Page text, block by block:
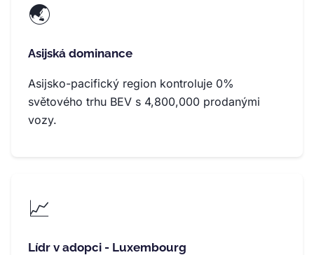
🌏
Asijská dominance
Asijsko-pacifický region kontroluje 0%
světového trhu BEV s 4,800,000 prodanými
vozy.
📈
Lídr v adopci - Luxembourg